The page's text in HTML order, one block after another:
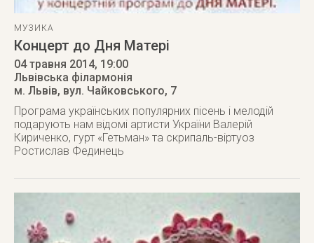
МУЗИКА
Концерт до Дня Матері
04 травня 2014, 19:00
Львівська філармонія
м. Львів, вул. Чайковського, 7
Програма українських популярних пісень і мелодій
подарують нам відомі артисти України Валерій
Кириченко, гурт «Гетьман» та скрипаль-віртуоз
Ростислав Фединець